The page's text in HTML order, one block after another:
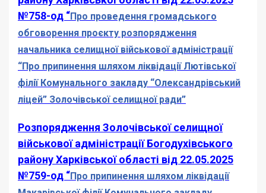
№758-од “Про проведення громадського
обговорення проєкту розпорядження
начальника селищної військової адміністрації
“Про припинення шляхом ліквідації Лютівської
філії Комунального закладу “Олександрівський
ліцей” Золочівської селищної ради”
Розпорядження Золочівської селищної
військової адміністрації Богодухівського
району Харківської області від 22.05.2025
№759-од “Про припинення шляхом ліквідації